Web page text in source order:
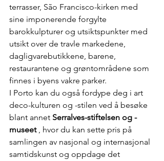
terrasser, São Francisco-kirken med
sine imponerende forgylte
barokkulpturer og utsiktspunkter med
utsikt over de travle markedene,
dagligvarebutikkene, barene,
restaurantene og grøntområdene som
finnes i byens vakre parker.
I Porto kan du også fordype deg i art
deco-kulturen og -stilen ved å besøke
blant annet Serralves-stiftelsen og -
museet , hvor du kan sette pris på
samlingen av nasjonal og internasjonal
samtidskunst og oppdage det